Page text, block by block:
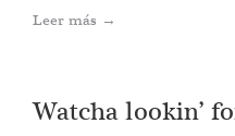
Leer más →
Watcha lookin’